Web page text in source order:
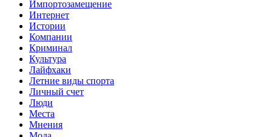
Импортозамещение
Интернет
Истории
Компании
Криминал
Культура
Лайфхаки
Летние виды спорта
Личный счет
Люди
Места
Мнения